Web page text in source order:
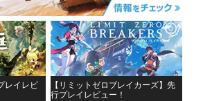
レイレビ
【リミットゼロブレイカーズ】先
行プレイレビュー！